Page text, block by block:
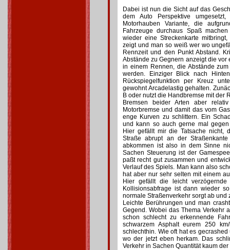
Dabei ist nun die Sicht auf das
dem Auto Perspektive
Motorhauben Variante, die
Fahrzeuge durchaus Spaß
wieder eine Streckenkarte
zeigt und man so weiß wer wo
Rennzeit und den Punkt Abstand.
Abstände zu Gegnern anzeigt die
in einem Rennen, die Abstände
werden. Einziger Blick nach
Rückspiegelfunktion per Kreuz
gewohnt Arcadelastig gehalten.
B oder nutzt die Handbremse mit der
Bremsen beider Arten aber
Motorbremse und damit das vom
enge Kurven zu schlittern. Ein
und kann so auch gerne mal
Hier gefällt mir die Tatsache nicht,
Straße abrupt an der
abkommen ist also in dem Sinne
Sachen Steuerung ist der
paßt recht gut zusammen und
Verlauf des Spiels. Man kann also
hat aber nur sehr selten mit einem
Hier gefällt die leicht
Kollisionsabfrage ist dann wieder
normale Straßenverkehr sorgt ab und
Leichte Berührungen und man
Gegend. Wobei das Thema Verkehr
schon schlecht zu erkennende
schwarzem Asphalt eurem 250
schlechthin. Wie oft hat es
wo der jetzt eben herkam. Das
Verkehr in Sachen Quantität kaum